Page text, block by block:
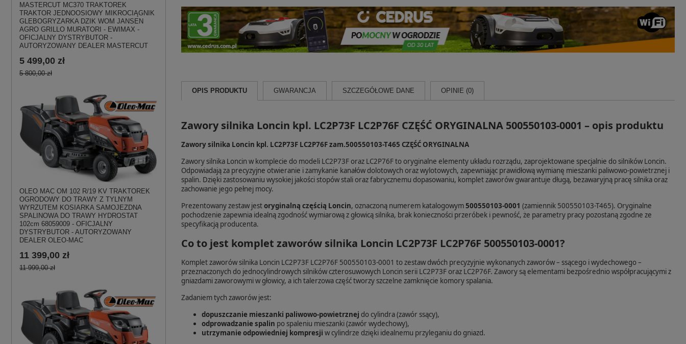
MASTERCUT MC370 TRAKTOREK
TRAKTOR JEDNOOSIOWY MIKROCIĄGNIK
GLEBOGRYZARKA DZIK WOM JANSEN
AGRO GRILLO MURATORI - EWIMAX -
OFICJALNY DYSTRYBUTOR -
AUTORYZOWANY DEALER MASTERCUT
5 499,00 zł
5 800,00 zł
OLEO MAC OM 102 R/19 KV TRAKTOREK
OGRODOWY DO TRAWY Z TYLNYM
WYRZUTEM KOSIARKA SAMOJEZDNA
SPALINOWA DO TRAWY HYDROSTAT
102cm 68059009 - OFICJALNY
DYSTRYBUTOR - AUTORYZOWANY
DEALER OLEO-MAC
11 399,00 zł
11 999,00 zł
OPIS PRODUKTU GWARANCJA SZCZEGÓŁOWE DANE OPINIE (0)
Zawory silnika Loncin kpl. LC2P73F LC2P76F CZĘŚĆ ORYGINALNA 500550103-0001 – opis produktu
Zawory silnika Loncin kpl. LC2P73F LC2P76F zam.500550103-T465 CZĘŚĆ ORYGINALNA
Zawory silnika Loncin w komplecie do modeli LC2P73F oraz LC2P76F to oryginalne elementy układu rozrządu, zaprojektowane specjalnie do silników Loncin.
Odpowiadają za precyzyjne otwieranie i zamykanie kanałów dolotowych oraz wylotowych, zapewniając prawidłową wymianę mieszanki paliwowo‑powietrznej i
spalin. Dzięki zastosowaniu wysokiej jakości stopów stali oraz fabrycznemu dopasowaniu, komplet zaworów gwarantuje długą, bezawaryjną pracę silnika oraz
zachowanie jego pełnej mocy.
Prezentowany zestaw jestoryginalną częścią Loncin, oznaczoną numerem katalogowym500550103-0001 (zamiennik 500550103-T465). Oryginalne
pochodzenie zapewnia idealną zgodność wymiarową z głowicą silnika, brak konieczności przeróbek i pewność, że parametry pracy pozostaną zgodne ze
specyfikacją producenta.
Co to jest komplet zaworów silnika Loncin LC2P73F LC2P76F 500550103-0001?
Komplet zaworów silnika Loncin LC2P73F LC2P76F 500550103-0001 to zestaw dwóch precyzyjnie wykonanych zaworów – ssącego i wydechowego –
przeznaczonych do jednocylindrowych silników czterosuwowych Loncin serii LC2P73F oraz LC2P76F. Zawory są elementami bezpośrednio współpracującymi z
gniazdami zaworowymi w głowicy, a ich talerzowa część tworzy szczelne zamknięcie komory spalania.
Zadaniem tych zaworów jest:
dopuszczanie mieszanki paliwowo‑powietrznej do cylindra (zawór ssący),
odprowadzanie spalin po spaleniu mieszanki (zawór wydechowy),
utrzymanie odpowiedniej kompresji w cylindrze dzięki idealnemu przyleganiu do gniazd.